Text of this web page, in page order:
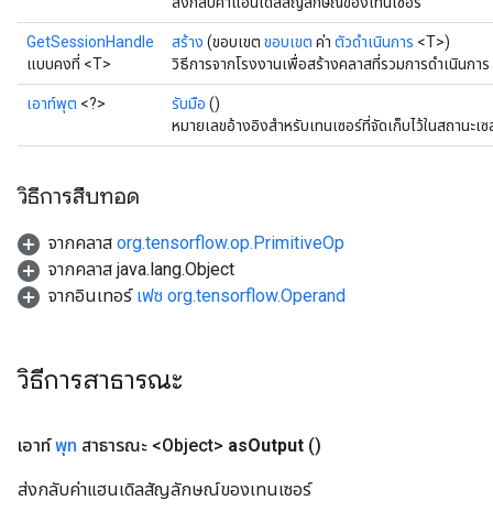
GetSessionHandle
แบบคงที่ <T>
สร้าง (ขอบเขต ขอบเขต ค่า ตัวดำเนินการ <T>)
วิธีการจากโรงงานเพื่อสร้างคลาสที่รวมการดำเนินกา
เอาท์พุต <?> รับมือ ()
หมายเลขอ้างอิงสำหรับเทนเซอร์ที่จัดเก็บไว้ในสถาน
วิธีการสืบทอด
จากคลาส org.tensorflow.op.PrimitiveOp
จากคลาส java.lang.Object
จากอินเทอร์ เฟซ org.tensorflow.Operand
วิธีการสาธารณะ
เอาท์พุท สาธารณะ <Object> asOutput ()
ส่งกลับค่าแฮนเดิลสัญลักษณ์ของเทนเซอร์